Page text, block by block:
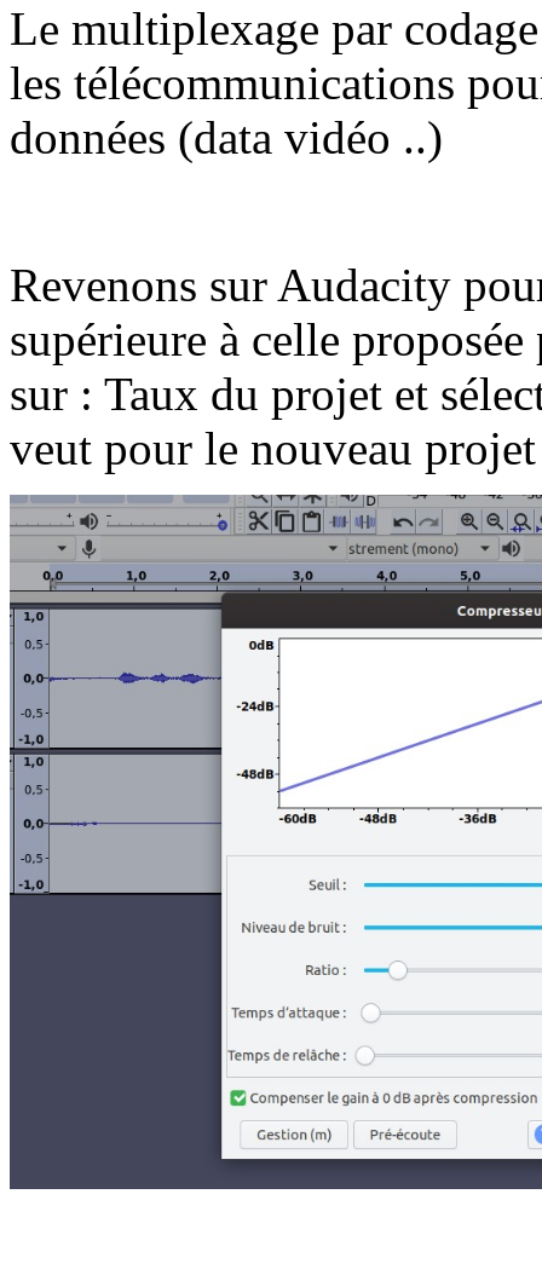
Le multiplexage par
les télécommunications
données (data vidéo ..)
Revenons sur Audacity
supérieure à celle
sur : Taux du projet et
veut pour le nouveau